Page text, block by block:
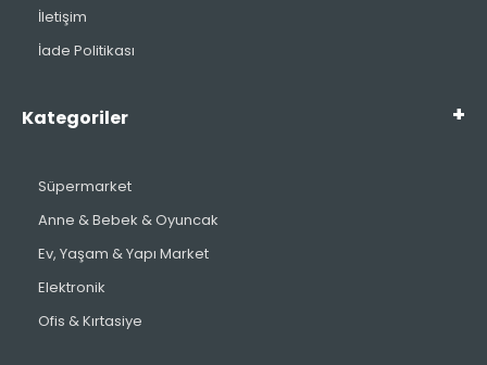
İletişim
İade Politikası
Kategoriler
Süpermarket
Anne & Bebek & Oyuncak
Ev, Yaşam & Yapı Market
Elektronik
Ofis & Kırtasiye